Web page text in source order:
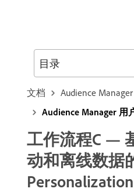
文档
Audience Manager
Audience Manager 用
工作流程C —
动和离线数据
Personalization
目录